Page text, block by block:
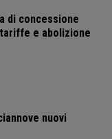
di concessione
e abolizione
nuovi